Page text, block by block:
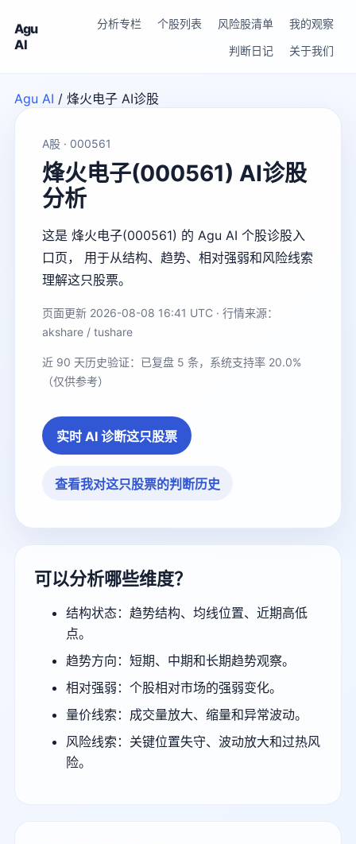
Agu
AI
分析专栏 个股列表 风险股清单
我的观察
判断日记
关于我们
Agu AI / 烽火电子 AI诊股
A股 · 000561
烽火电子(000561) AI诊股
分析
这是 烽火电子(000561) 的 Agu AI 个股诊股入
口页， 用于从结构、趋势、相对强弱和风险线索
理解这只股票。
页面更新 2026-08-08 16:41 UTC · 行情来源：
akshare / tushare
近 90 天历史验证：已复盘 5 条，系统支持率 20.0%
（仅供参考）
实时 AI 诊断这只股票
查看我对这只股票的判断历史
可以分析哪些维度？
结构状态：趋势结构、均线位置、近期高低
点。
趋势方向：短期、中期和长期趋势观察。
相对强弱：个股相对市场的强弱变化。
量价线索：成交量放大、缩量和异常波动。
风险线索：关键位置失守、波动放大和过热风
险。